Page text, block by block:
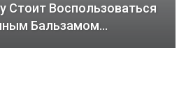
Стоит Воспользоваться
Бальзамом…